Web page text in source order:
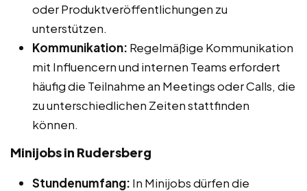
oder Produktveröffentlichungen zu
unterstützen.
Kommunikation: Regelmäßige Kommunikation
mit Influencern und internen Teams erfordert
häufig die Teilnahme an Meetings oder Calls, die
zu unterschiedlichen Zeiten stattfinden
können.
Minijobs in Rudersberg
Stundenumfang: In Minijobs dürfen die